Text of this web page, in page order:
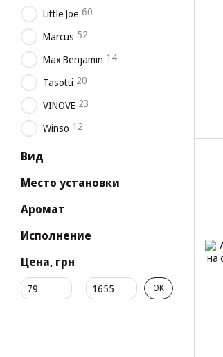
Little Joe 60
Marcus 52
Max Benjamin 14
Tasotti 20
VINOVE 23
Winso 12
Вид
Место установки
Аромат
Исполнение
Цена, грн
От Цена, грн
До Цена, грн OK